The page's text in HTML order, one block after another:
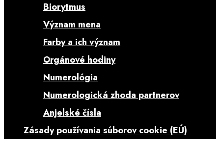
Biorytmus
Význam mena
Farby a ich význam
Orgánové hodiny
Numerológia
Numerologická zhoda partnerov
Anjelské čísla
Zásady používania súborov cookie (EÚ)